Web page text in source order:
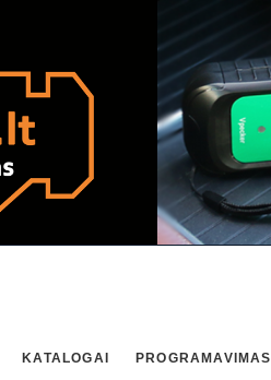
KATALOGAI PROGRAMAVIMAS